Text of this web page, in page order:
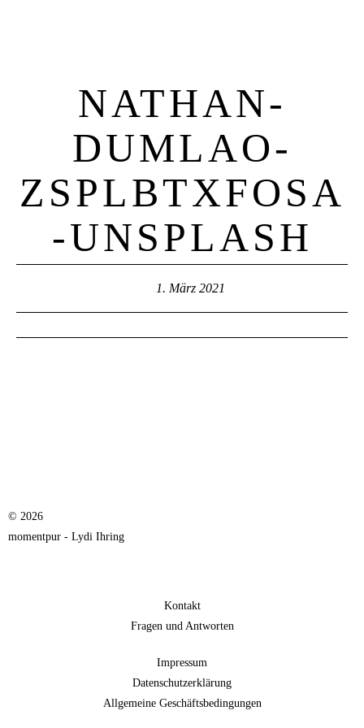
NATHAN-
DUMLAO-
ZSPLBTXFOSA
-UNSPLASH
1. März 2021
© 2026
momentpur - Lydi Ihring
Kontakt
Fragen und Antworten
Impressum
Datenschutzerklärung
Allgemeine Geschäftsbedingungen